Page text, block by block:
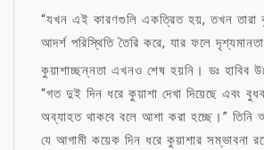
“যখন এই কারণগুলি একত্রিত হয়, তখন তারা
আদর্শ পরিস্থিতি তৈরি করে, যার ফলে
কুয়াশাচ্ছন্নতা এখনও শেষ হয়নি। ডঃ হাবিব
“গত দুই দিন ধরে কুয়াশা দেখা দিয়েছে এবং
অব্যাহত থাকবে বলে আশা করা হচ্ছে।”
যে আগামী কয়েক দিন ধরে কুয়াশার সম্ভাবনা